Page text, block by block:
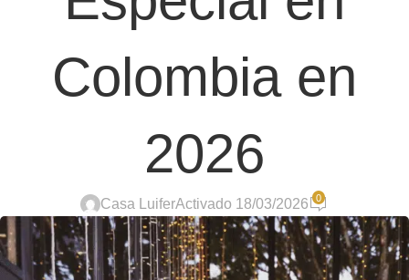
Colombia en
2026
Casa LuiferActivado 18/03/2026 0